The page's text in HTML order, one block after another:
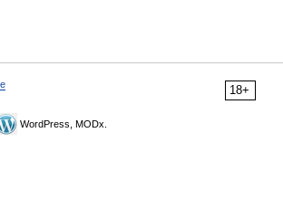
18+
WordPress, MODx.